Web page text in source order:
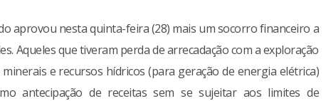
aprovou nesta quinta-feira (28) mais um socorro financeiro a
Aqueles que tiveram perda de arrecadação com a exploração
e recursos hídricos (para geração de energia elétrica)
antecipação de receitas sem se sujeitar aos limites de